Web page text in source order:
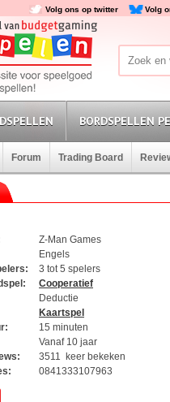
Volg ons op twitter Volg
BORDSPELLEN
Forum Trading Board
Z-Man Games
Engels
3 tot 5 spelers
Cooperatief
Deductie
Kaartspel
15 minuten
Vanaf 10 jaar
3511 keer bekeken
0841333107963